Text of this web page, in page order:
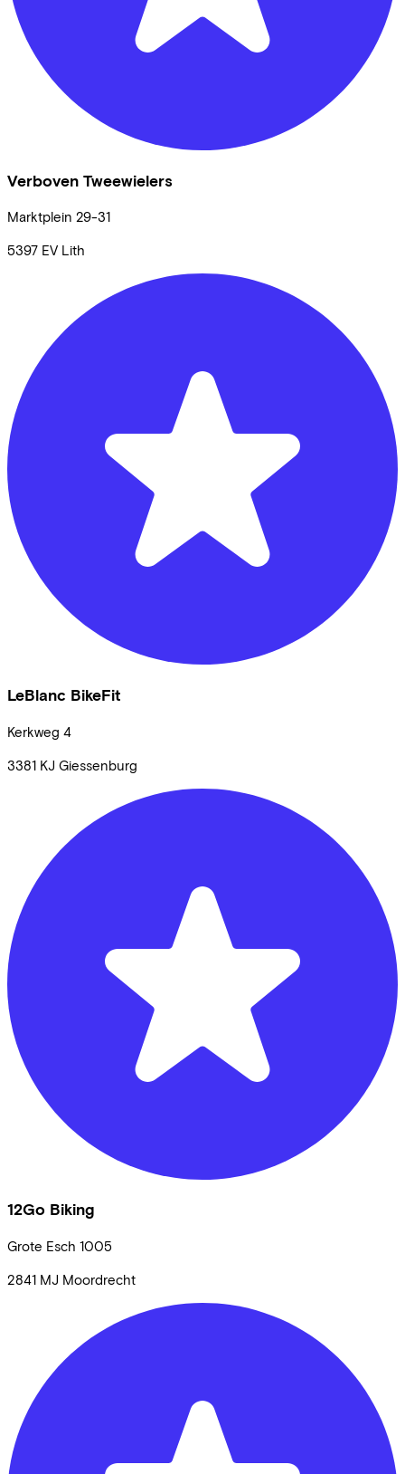
Verboven Tweewielers
Marktplein 29-31
5397 EV Lith
LeBlanc BikeFit
Kerkweg 4
3381 KJ Giessenburg
12Go Biking
Grote Esch 1005
2841 MJ Moordrecht